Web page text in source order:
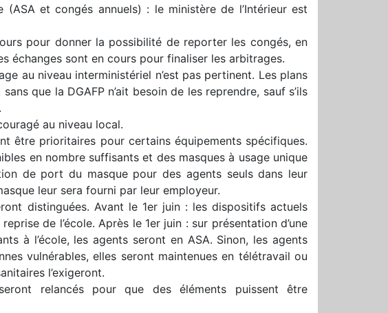
et congés annuels) : le ministère de l’Intérieur est
pour donner la possibilité de reporter les congés, en
échanges sont en cours pour finaliser les arbitrages.
au niveau interministériel n’est pas pertinent. Les plans
que la DGAFP n’ait besoin de les reprendre, sauf s’ils
au niveau local.
être prioritaires pour certains équipements spécifiques.
en nombre suffisants et des masques à usage unique
de port du masque pour des agents seuls dans leur
leur sera fourni par leur employeur.
distinguées. Avant le 1er juin : les dispositifs actuels
de l’école. Après le 1er juin : sur présentation d’une
à l’école, les agents seront en ASA. Sinon, les agents
vulnérables, elles seront maintenues en télétravail ou
l’exigeront.
relancés pour que des éléments puissent être